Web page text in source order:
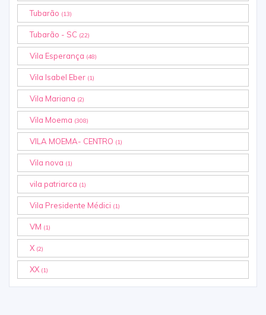
Tubarão (13)
Tubarão - SC (22)
Vila Esperança (48)
Vila Isabel Eber (1)
Vila Mariana (2)
Vila Moema (308)
VILA MOEMA- CENTRO (1)
Vila nova (1)
vila patriarca (1)
Vila Presidente Médici (1)
VM (1)
X (2)
XX (1)